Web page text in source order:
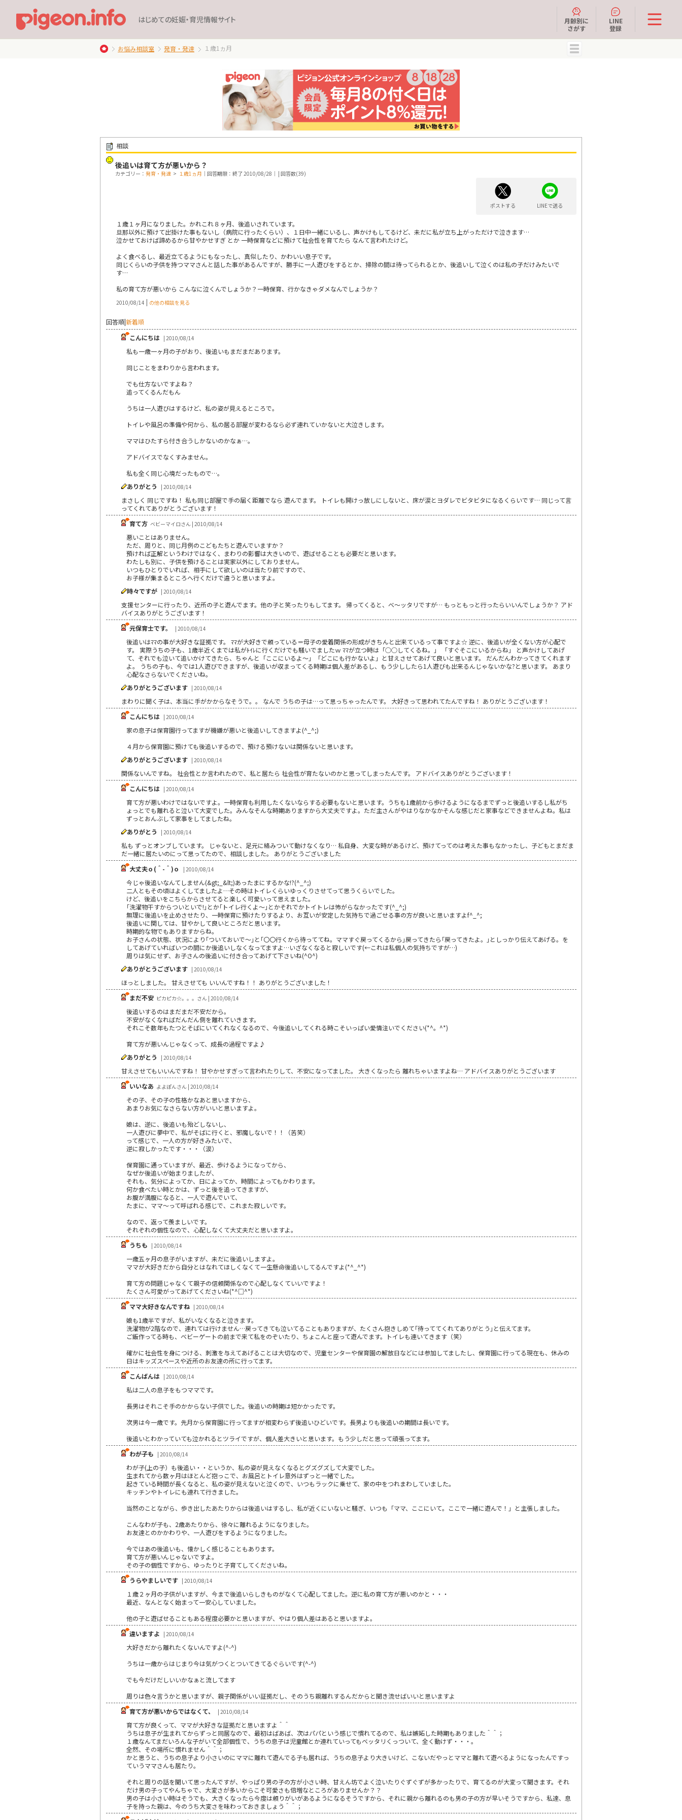
はじめての妊娠・育児情報サイト
月齢別に
さがす
LINE
登録
お悩み相談室 発育・発達 １歳1ヵ月
相談
後追いは育て方が悪いから？
カテゴリー： 発育・発達 > １歳1ヵ月 ｜回答期限：終了 2010/08/28｜ | 回答数(39)
ポストする LINEで送る
１歳１ヶ月になりました。かれこれ８ヶ月、後追いされています。
旦那以外に預けて出掛けた事もないし（病院に行ったくらい）、１日中一緒にいるし、声かけもしてるけど、未だに私が立ち上がっただけで泣きます…
泣かせておけば諦めるから甘やかせすぎ とか 一時保育などに預けて社会性を育てたら なんて言われたけど。
よく食べるし、最近立てるようにもなったし、真似したり、かわいい息子です。
同じくらいの子供を持つママさんと話した事があるんですが、勝手に一人遊びをするとか、掃除の間は待ってられるとか、後追いして泣くのは私の子だけみたいで
す…
私の育て方が悪いから こんなに泣くんでしょうか？一時保育、行かなきゃダメなんでしょうか？
2010/08/14 | の他の相談を見る
回答順|新着順
こんにちは | 2010/08/14
私も一歳一ヶ月の子がおり、後追いもまだまだあります。
同じことをまわりから言われます。
でも仕方ないですよね？
追ってくるんだもん
うちは一人遊びはするけど、私の姿が見えるところで。
トイレや風呂の準備や何から、私の居る部屋が変わるなら必ず連れていかないと大泣きします。
ママはひたすら付き合うしかないのかなぁ…。
アドバイスでなくすみません。
私も全く同じ心境だったもので…。
ありがとう
| 2010/08/14
まさしく 同じですね！ 私も同じ部屋で手の届く距離でなら 遊んでます。 トイレも開けっ放しにしないと、床が涙とヨダレでビタビタになるくらいです… 同じって言
ってくれてありがとうございます！
育て方 ベビーマイロさん | 2010/08/14
悪いことはありません。
ただ、周りと、同じ月例のこどもたちと遊んでいますか？
預ければ正解というわけではなく、まわりの影響は大きいので、遊ばせることも必要だと思います。
わたしも別に、子供を預けることは実家以外にしておりません。
いつもひとりでいれば、相手にして欲しいのは当たり前ですので、
お子様が集まるところへ行くだけで違うと思いますよ。
時々ですが | 2010/08/14
支援センターに行ったり、近所の子と遊んでます。他の子と笑ったりもしてます。 帰ってくると、べ～ッタリですが… もっともっと行ったらいいんでしょうか？ アド
バイスありがとうございます！
元保育士です。
| 2010/08/14
後追いはﾏﾏの事が大好きな証拠です。 ﾏﾏが大好きで頼っている＝母子の愛着関係の形成がきちんと出来ているって事ですよ☆ 逆に、後追いが全くない方が心配で
す。 実際うちの子も、1歳半近くまでは私がﾄｲﾚに行くだけでも騒いでましたｗ ﾏﾏが立つ時は「○○してくるね。」 「すぐそこにいるからね」 と声かけしてあげ
て、それでも泣いて追いかけてきたら、ちゃんと「ここにいるよ～」「どこにも行かないよ」と甘えさせてあげて良いと思います。 だんだんわかってきてくれます
よ。 うちの子も、今では1人遊びできますが、後追いが収まってくる時期は個人差があるし、もう少ししたら1人遊びも出来るんじゃないかな?と思います。 あまり
心配なさらないでくださいね。
ありがとうございます | 2010/08/14
まわりに聞く子は、本当に手がかからなそうで。。 なんで うちの子は…って思っちゃったんです。 大好きって思われてたんですね！ ありがとうございます！
こんにちは | 2010/08/14
家の息子は保育園行ってますが機嫌が悪いと後追いしてきますよ(^_^;)
４月から保育園に預けても後追いするので、預ける預けないは関係ないと思います。
ありがとうございます | 2010/08/14
関係ないんですね。 社会性とか言われたので、私と居たら 社会性が育たないのかと思ってしまったんです。 アドバイスありがとうございます！
こんにちは | 2010/08/14
育て方が悪いわけではないですよ。一時保育も利用したくないならする必要もないと思います。うちも1歳前から歩けるようになるまでずっと後追いするし私がち
ょっとでも離れると泣いて大変でした。みんなそんな時期ありますから大丈夫ですよ。ただ主さんがやはりなかなかそんな感じだと家事などできませんよね。私は
ずっとおんぶして家事をしてましたね。
ありがとう
| 2010/08/14
私も ずっとオンブしています。 じゃないと、足元に絡みついて動けなくなり… 私自身、大変な時があるけど、預けてってのは考えた事もなかったし、子どもとまだま
だ一緒に居たいのにって思ってたので、相談しました。 ありがとうございました
大丈夫ｏ(＾-＾)ｏ
| 2010/08/14
今じゃ後追いなんてしません(&gt;_&lt;)あったまにするかな!?(^_^;)
二人ともその頃はよくしてましたよ…その時はトイレくらいゆっくりさせてって思うくらいでした。
けど、後追いをこちらからさせてると楽しく可愛いって思えました。
｢洗濯物干すからついといで!｣とか｢トイレ行くよ～｣とかそれでかトイトレは怖がらなかったです(^_^;)
無理に後追いを止めさせたり、一時保育に預けたりするより、お互いが安定した気持ちで過ごせる事の方が良いと思いますよf^_^;
後追いに関しては、甘やかして良いところだと思います。
時期的な物でもありますからね。
お子さんの状態、状況により｢ついておいで～｣と｢〇〇行くから待っててね。ママすぐ戻ってくるから｣戻ってきたら｢戻ってきたよ。｣としっかり伝えてあげる。を
してあげていればいつの間にか後追いしなくなってますよ…いざなくなると寂しいです(←これは私個人の気持ちですが…)
周りは気にせず、お子さんの後追いに付き合ってあげて下さいね(^O^)
ありがとうございます | 2010/08/14
ほっとしました。 甘えさせても いいんですね！！ ありがとうございました！
まだ不安 ピカピカ☆。。。さん | 2010/08/14
後追いするのはまだまだ不安だから。
不安がなくなればだんだん側を離れていきます。
それこそ数年もたつとそばにいてくれなくなるので、今後追いしてくれる時こそいっぱい愛情注いでください(*^。^*)
育て方が悪いんじゃなくって、成長の過程ですよ♪
ありがとう
| 2010/08/14
甘えさせてもいいんですね！ 甘やかせすぎって言われたりして、不安になってました。 大きくなったら 離れちゃいますよね… アドバイスありがとうございます
いいなあ よよぽんさん | 2010/08/14
その子、その子の性格かなあと思いますから、
あまりお気になさらない方がいいと思いますよ。
娘は、逆に、後追いも殆どしないし、
一人遊びに夢中で、私がそばに行くと、邪魔しないで！！（苦笑）
って感じで、一人の方が好きみたいで、
逆に寂しかったです・・・（涙）
保育園に通っていますが、最近、歩けるようになってから、
なぜか後追いが始まりましたが、
それも、気分によってか、日によってか、時間によってもかわります。
何か食べたい時とかは、ずっと後を追ってきますが、
お腹が満腹になると、一人で遊んでいて、
たまに、ママ～って呼ばれる感じで、これまた寂しいです。
なので、返って羨ましいです。
それぞれの個性なので、心配しなくて大丈夫だと思いますよ。
うちも | 2010/08/14
一歳五ヶ月の息子がいますが、未だに後追いしますよ。
ママが大好きだから自分とはなれてほしくなくて一生懸命後追いしてるんですよ(*^_^*)
育て方の問題じゃなくて親子の信頼関係なので心配しなくていいですよ！
たくさん可愛がってあげてくださいね(*^□^*)
ママ大好きなんですね | 2010/08/14
娘も1歳半ですが、私がいなくなると泣きます。
洗濯物が2階なので、連れては行けません…戻ってきても泣いてることもありますが、たくさん抱きしめて｢待っててくれてありがとう｣と伝えてます。
ご飯作ってる時も、ベビーゲートの前まで来て私をのぞいたり、ちょこんと座って遊んでます。トイレも連いてきます（笑）
確かに社会性を身につける、刺激を与えてあげることは大切なので、児童センターや保育園の解放日などには参加してましたし、保育園に行ってる現在も、休みの
日はキッズスペースや近所のお友達の所に行ってます。
こんばんは | 2010/08/14
私は二人の息子をもつママです。
長男はそれこそ手のかからない子供でした。後追いの時期は短かかったです。
次男は今一歳です。先月から保育園に行ってますが相変わらず後追いひどいです。長男よりも後追いの期間は長いです。
後追いとわかっていても泣かれるとツライですが、個人差大きいと思います。もう少しだと思って頑張ってます。
わが子も | 2010/08/14
わが子(上の子）も後追い・・というか、私の姿が見えなくなるとグズグズして大変でした。
生まれてから数ヶ月はほとんど抱っこで、お風呂とトイレ意外はずっと一緒でした。
起きている時間が長くなると、私の姿が見えないと泣くので、いつもラックに乗せて、家の中をつれまわしていました。
キッチンやトイレにも連れて行きました。
当然のことながら、歩き出したあたりからは後追いはするし、私が近くにいないと騒ぎ、いつも「ママ、ここにいて。ここで一緒に遊んで！」と主張しました。
こんなわが子も、2歳あたりから、徐々に離れるようになりました。
お友達とのかかわりや、一人遊びをするようになりました。
今ではあの後追いも、懐かしく感じることもあります。
育て方が悪いんじゃないですよ。
その子の個性ですから、ゆったりと子育てしてくださいね。
うらやましいです | 2010/08/14
１歳２ヶ月の子供がいますが、今まで後追いらしきものがなくて心配してました。逆に私の育て方が悪いのかと・・・
最近、なんとなく始まって一安心していました。
他の子と遊ばせることもある程度必要かと思いますが、やはり個人差はあると思いますよ。
違いますよ | 2010/08/14
大好きだから離れたくないんですよ(^-^)
うちは一歳からはじまり今は気がつくとついてきてるぐらいです(^-^)
でも今だけだしいいかなぁと流してます
周りは色々言うかと思いますが、親子関係がいい証拠だし、そのうち親離れするんだからと聞き流せばいいと思いますよ
育て方が悪いからではなくて、
| 2010/08/14
育て方が良くって、ママが大好きな証拠だと思いますよ＾＾
うちは息子が生まれてからずっと同居なので、最初はばあば、次はパパという感じで慣れてるので、私は嫉妬した時期もありました＾＾；
１歳なんてまだいろんな子がいて全部個性で、うちの息子は児童館とか連れていってもベッタリくっついて、全く動けず・・・。
全然、その場所に慣れません＾＾；
かと思うと、うちの息子より小さいのにママに離れて遊んでる子も居れば、うちの息子より大きいけど、こないだやっとママと離れて遊べるようになったんですっ
ていうママさんも居たり。
それと周りの話を聞いて思ったんですが、やっぱり男の子の方が小さい時、甘えん坊でよく泣いたりぐずぐずが多かったりで、育てるのが大変って聞きます。それ
だけ男の子ってやんちゃで、大変さが多いからこそ可愛さも倍増なところがありませんか？？
男の子は小さい時はそうでも、大きくなったら今度は頼りがいがあるようになるそうですから、それに親から離れるのも男の子の方が早いそうですから、私達、息
子を持った親は、今のうち大変さを味わっておきましょう＾＾；